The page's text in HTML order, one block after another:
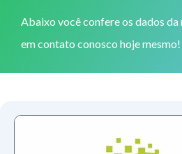
Abaixo você confere os dados da
em contato conosco hoje mesmo!